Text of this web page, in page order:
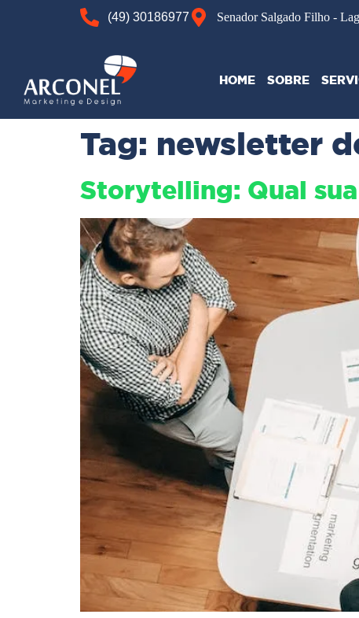
(49) 30186977 Senador Salgado Filho -
HOME SOBRE
Tag: newsletter
Storytelling: Qual